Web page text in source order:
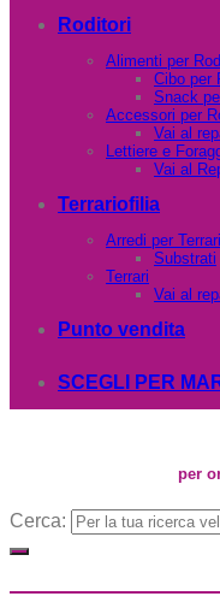
Roditori
Alimenti per
Cibo per
Snack
Accessori per
Vai al
Lettiere e
Vai al
Terrariofilia
Arredi per Terrari
Substrati
Terrari
Vai al
Punto vendita
SCEGLI PER
per
Cerca: